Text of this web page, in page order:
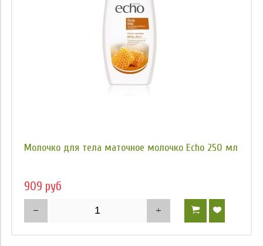
Молочко для тела маточное молочко Echo 250 мл
909 руб